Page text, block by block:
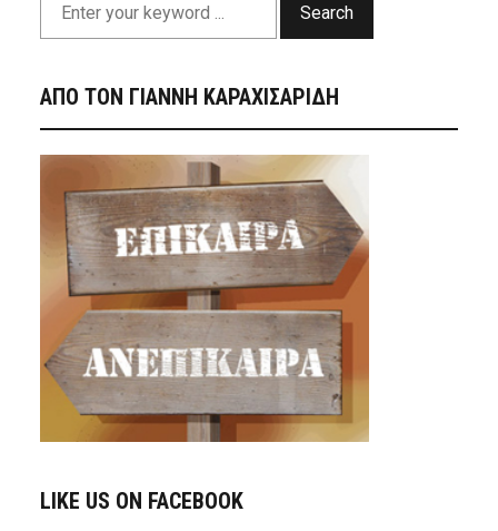
Search
ΑΠΟ ΤΟΝ ΓΙΑΝΝΗ ΚΑΡΑΧΙΣΑΡΙΔΗ
LIKE US ON FACEBOOK